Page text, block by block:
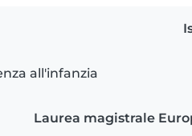
all'infanzia
Laurea magistrale